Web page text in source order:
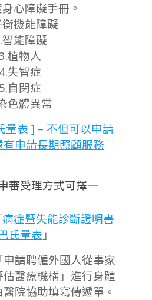
心障礙手冊。
衡機能障礙
智能障礙
植物人
4.失智症
5.自閉症
色體異常
量表 ] – 不但可以申請
申請長期照顧服務
審受理方式可擇一
病症暨失能診斷證明書
氏量表 」
請聘僱外國人從事家
醫療機構」進行身體
院協助填寫傳遞單。